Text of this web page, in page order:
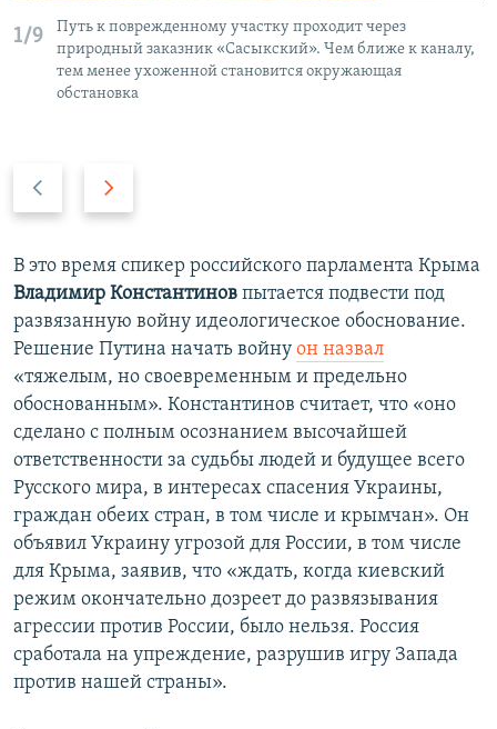
1/9
Путь к поврежденному участку проходит через
природный заказник «Сасыкский». Чем ближе к каналу,
тем менее ухоженной становится окружающая
обстановка
д
ы
д
у
щ
и
й
с
л
а
й
д
д
у
ю
щ
и
й
с
л
а
й
д
В это время спикер российского парламента Крыма
Владимир Константинов пытается подвести под
развязанную войну идеологическое обоснование.
Решение Путина начать войну он назвал
«тяжелым, но своевременным и предельно
обоснованным». Константинов считает, что «оно
сделано с полным осознанием высочайшей
ответственности за судьбы людей и будущее всего
Русского мира, в интересах спасения Украины,
граждан обеих стран, в том числе и крымчан». Он
объявил Украину угрозой для России, в том числе
для Крыма, заявив, что «ждать, когда киевский
режим окончательно дозреет до развязывания
агрессии против России, было нельзя. Россия
сработала на упреждение, разрушив игру Запада
против нашей страны».